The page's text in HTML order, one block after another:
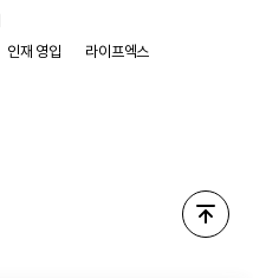
인재 영입
라이프엑스